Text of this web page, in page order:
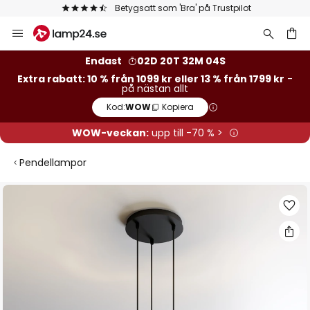
Betygsatt som 'Bra' på Trustpilot
Hoppa
till
Endast
02D 20T 32M 03S
Extra rabatt: 10 % från 1099 kr eller 13 % från 1799 kr -
på nästan allt
Kod:WOW Kopiera
WOW-veckan:upp till -70 % >
Pendellampor
Hoppa